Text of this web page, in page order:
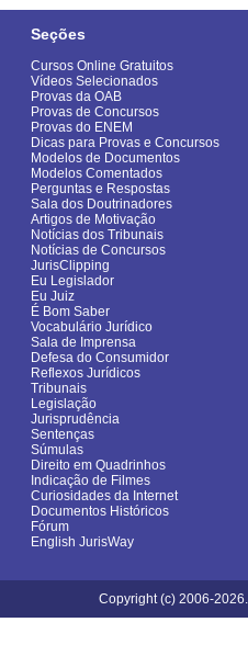
Seções
Cursos Online Gratuitos
Vídeos Selecionados
Provas da OAB
Provas de Concursos
Provas do ENEM
Dicas para Provas e Concursos
Modelos de Documentos
Modelos Comentados
Perguntas e Respostas
Sala dos Doutrinadores
Artigos de Motivação
Notícias dos Tribunais
Notícias de Concursos
JurisClipping
Eu Legislador
Eu Juiz
É Bom Saber
Vocabulário Jurídico
Sala de Imprensa
Defesa do Consumidor
Reflexos Jurídicos
Tribunais
Legislação
Jurisprudência
Sentenças
Súmulas
Direito em Quadrinhos
Indicação de Filmes
Curiosidades da Internet
Documentos Históricos
Fórum
English JurisWay
Copyright (c) 2006-